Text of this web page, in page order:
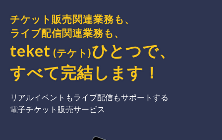
チケット販売関連業務も、
ライブ配信関連業務も、
teket (テケト)ひとつで、
すべて完結 します ！
リアルイベントもライブ配信もサポートする
電子チケット販売サービス